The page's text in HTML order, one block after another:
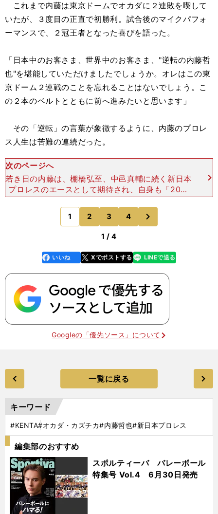
これまで内藤は東京ドームでオカダに２連敗を喫して
いたが、３度目の正直で初勝利。試合後のマイクパフォ
ーマンスで、２冠王者となった喜びを語った。
「日本中のお客さま、世界中のお客さま、"逆転の内藤哲
也"を堪能していただけましたでしょうか。オレはこの東
京ドーム２連戦のことを忘れることはないでしょう。こ
の２本のベルトとともに前へ進みたいと思います」
その「逆転」の言葉が象徴するように、内藤のプロレ
ス人生は苦難の連続だった。
次のページへ
若き日の内藤は、棚橋弘至、中邑真輔に続く新日本
プロレスのエースとして期待され、自身も「20代
でのIWGPヘビー級王座戴冠」を目標にしていた。
しかし、それが叶えられぬまま30歳を迎えようと
していた201
1 2 3 4
のページへ
1 / 4
faceboo
k
いいね Xでポストする
line LINEで送る
Googleの「優先ソース」について
一覧に戻る
キーワード
#KENTA#オカダ・カズチカ#内藤哲也#新日本プロレス
編集部のおすすめ
スポルティーバ バレーボール
特集号 Vol.4 6月30日発売